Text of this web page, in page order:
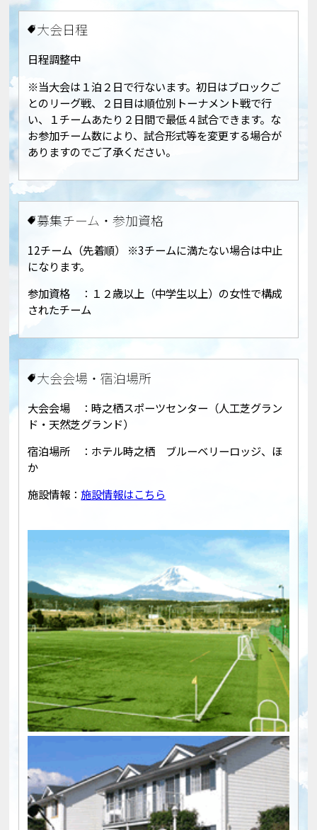
大会日程
日程調整中
※当大会は１泊２日で行ないます。初日はブロックご
とのリーグ戦、２日目は順位別トーナメント戦で行
い、１チームあたり２日間で最低４試合できます。な
お参加チーム数により、試合形式等を変更する場合が
ありますのでご了承ください。
募集チーム・参加資格
12チーム（先着順） ※3チームに満たない場合は中止
になります。
参加資格 ：１２歳以上（中学生以上）の女性で構成
されたチーム
大会会場・宿泊場所
大会会場 ：時之栖スポーツセンター（人工芝グラン
ド・天然芝グランド）
宿泊場所 ：ホテル時之栖 ブルーベリーロッジ、ほ
か
施設情報：施設情報はこちら